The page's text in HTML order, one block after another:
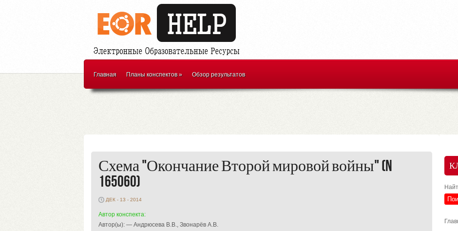
Главная Планы конспектов» Обзор результатов
Схема "Окончание Второй мировой войны" (N
165060)
ДЕК - 13 - 2014
Автор конспекта:
Автор(ы): — Андрюсева В.В., Звонарёв А.В.